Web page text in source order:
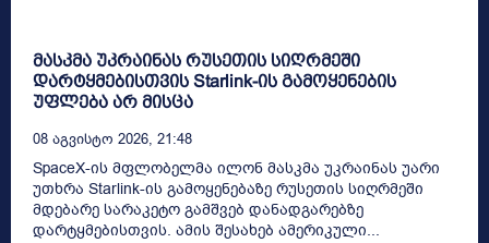
მასკმა უკრაინას რუსეთის სიღრმეში
დარტყმებისთვის Starlink-ის გამოყენების
უფლება არ მისცა
08 Აგვისტო 2026, 21:48
SpaceX-ის მფლობელმა ილონ მასკმა უკრაინას უარი
უთხრა Starlink-ის გამოყენებაზე რუსეთის სიღრმეში
მდებარე სარაკეტო გამშვებ დანადგარებზე
დარტყმებისთვის. ამის შესახებ ამერიკული...